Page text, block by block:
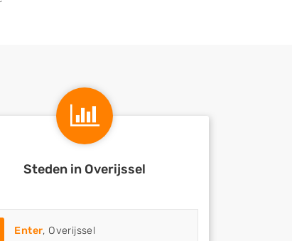
Steden in Overijssel
Enter, Overijssel